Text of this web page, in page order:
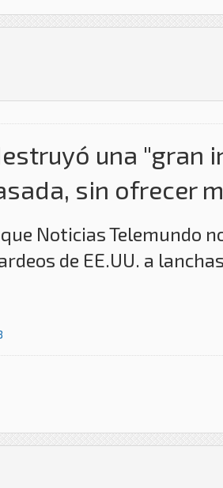
una "gran
sin ofrecer
Noticias Telemundo
de EE.UU. a